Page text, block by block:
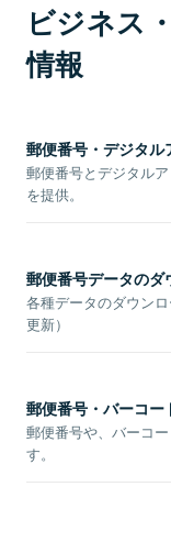
ビジネス
情報
郵便番号・デジタル
郵便番号とデジタル
を提供。
郵便番号データのダ
各種データのダウン
更新）
郵便番号・バーコー
郵便番号や、バーコ
す。